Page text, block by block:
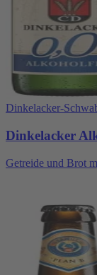
Dinkelacker-
Dinkelacker
Getreide und Brot